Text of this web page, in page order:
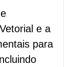
e a
para